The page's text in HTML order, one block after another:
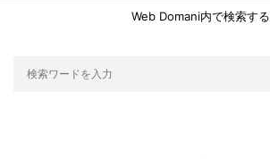
Web Domani内で検索する